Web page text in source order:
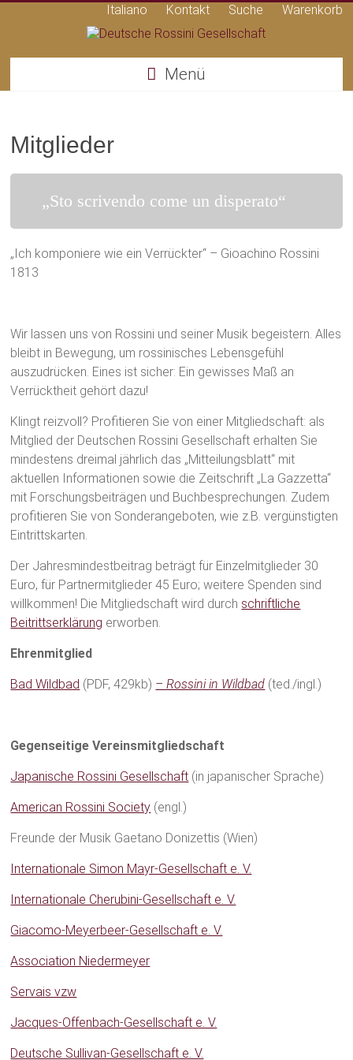
Italiano Kontakt Suche Warenkorb
Deutsche
Rossini
Menü
Mitglieder
„Sto scrivendo come un disperato“
„Ich komponiere wie ein Verrückter“ – Gioachino Rossini
1813
Wir lassen uns von Rossini und seiner Musik begeistern. Alles
bleibt in Bewegung, um rossinisches Lebensgefühl
auszudrücken. Eines ist sicher: Ein gewisses Maß an
Verrücktheit gehört dazu!
Klingt reizvoll? Profitieren Sie von einer Mitgliedschaft: als
Mitglied der Deutschen Rossini Gesellschaft erhalten Sie
mindestens dreimal jährlich das „Mitteilungsblatt“ mit
aktuellen Informationen sowie die Zeitschrift „La Gazzetta“
mit Forschungsbeiträgen und Buchbesprechungen. Zudem
profitieren Sie von Sonderangeboten, wie z.B. vergünstigten
Eintrittskarten.
Der Jahresmindestbeitrag beträgt für Einzelmitglieder 30
Euro, für Partnermitglieder 45 Euro; weitere Spenden sind
willkommen! Die Mitgliedschaft wird durch schriftliche
Beitrittserklärung erworben.
Ehrenmitglied
Bad Wildbad (PDF, 429kb) – Rossini in Wildbad (ted./ingl.)
Gegenseitige Vereinsmitgliedschaft
Japanische Rossini Gesellschaft (in japanischer Sprache)
American Rossini Society (engl.)
Freunde der Musik Gaetano Donizettis (Wien)
Internationale Simon Mayr-Gesellschaft e. V.
Internationale Cherubini-Gesellschaft e. V.
Giacomo-Meyerbeer-Gesellschaft e. V.
Association Niedermeyer
Servais vzw
Jacques-Offenbach-Gesellschaft e. V.
Deutsche Sullivan-Gesellschaft e. V.